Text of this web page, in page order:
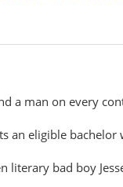
a man on every
an eligible
bad boy